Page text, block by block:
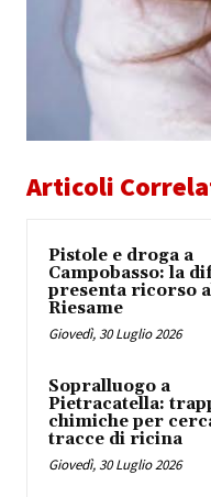
Articoli
Pistole e droga a
Campobasso: la
presenta ricorso
Riesame
Giovedì, 30 Luglio 2026
Sopralluogo a
Pietracatella:
chimiche per
tracce di ricina
Giovedì, 30 Luglio 2026